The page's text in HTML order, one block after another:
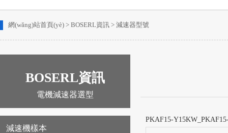
網(wǎng)站首頁(yè) > BOSERL資訊 > 減速器型號
BOSERL資訊
電機減速器選型
減速機樣本
PKAF15-